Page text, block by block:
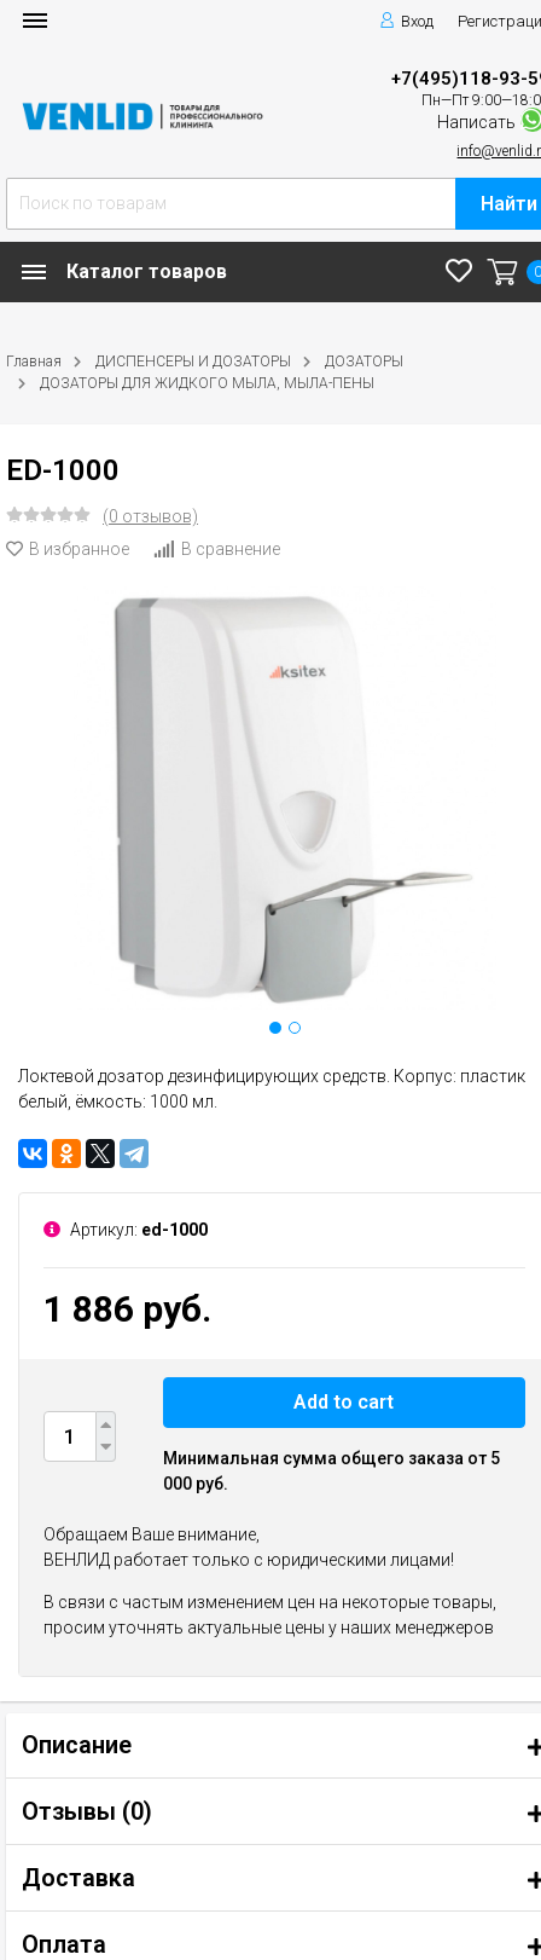
Вход
+7(495)118-93-
Пн—Пт
Написать
Найти
Каталог товаров
Главная ДИСПЕНСЕРЫ И ДОЗАТОРЫ
ДОЗАТОРЫ
ДОЗАТОРЫ ДЛЯ ЖИДКОГО МЫЛА, МЫЛА-ПЕНЫ
ED-1000
(0 отзывов)
В избранное
В сравнение
Локтевой дозатор дезинфицирующих средств. Корпус: пластик
белый, ёмкость: 1000 мл.
Артикул: ed-1000
1 886 руб.
Add to cart
Минимальная сумма общего заказа от 5
000 руб.
Обращаем Ваше внимание,
ВЕНЛИД работает только с юридическими лицами!
В связи с частым изменением цен на некоторые товары,
просим уточнять актуальные цены у наших менеджеров
Описание
Отзывы (0)
Доставка
Оплата